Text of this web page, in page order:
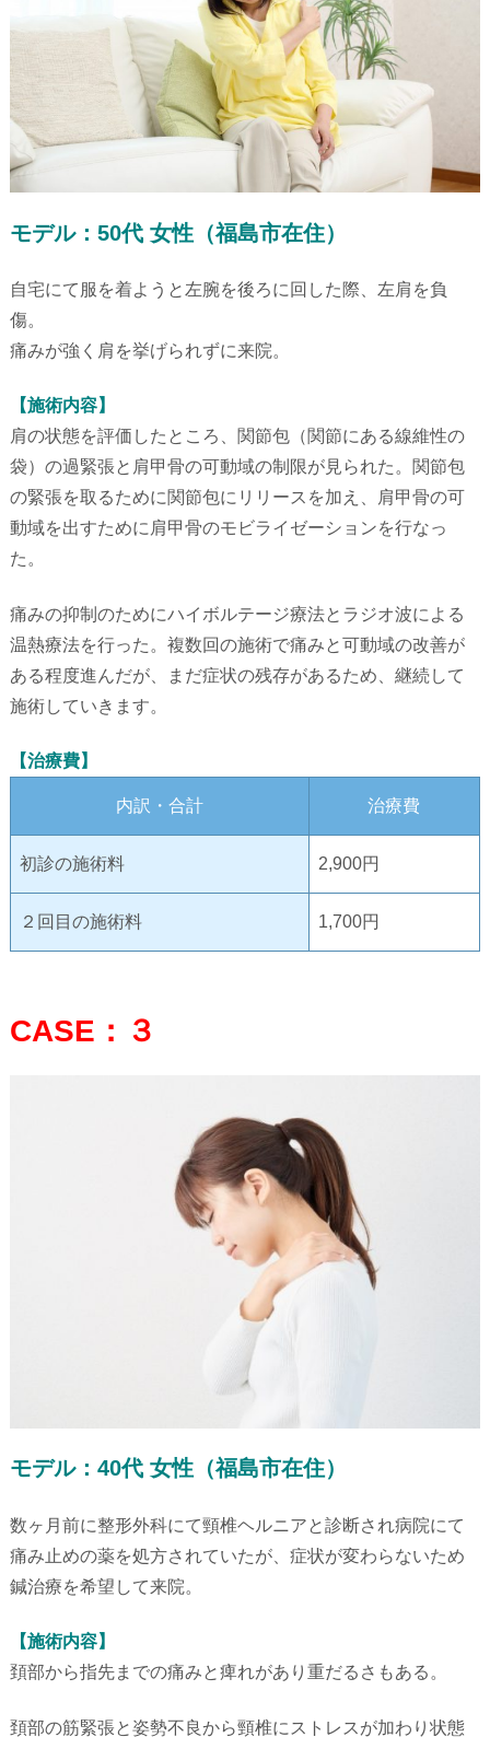
モデル：50代 女性（福島市在住）
自宅にて服を着ようと左腕を後ろに回した際、左肩を負
傷。
痛みが強く肩を挙げられずに来院。
【施術内容】
肩の状態を評価したところ、関節包（関節にある線維性の
袋） の過緊張と肩甲骨の可動域の制限が見られた。 関節包
の緊張を取るために関節包にリリースを加え、 肩甲骨の可
動域を出すために肩甲骨のモビライゼーションを行なっ
た。
痛みの抑制のためにハイボルテージ療法とラジオ波による
温熱療法を行った。 複数回の施術で痛みと可動域の改善が
ある程度進んだが、
まだ症状の残存があるため、継続して
施術していきます。
【治療費】
内訳・合計 治療費
初診の施術料 2,900円
２回目の施術料 1,700円
CASE：３
モデル：40代 女性（福島市在住）
数ヶ月前に整形外科にて頸椎ヘルニアと診断され病院にて
痛み止めの薬を処方されていたが、症状が変わらないため
鍼治療を希望して来院。
【施術内容】
頚部から指先までの痛みと痺れがあり重だるさもある。
頚部の筋緊張と姿勢不良から頸椎にストレスが加わり状態